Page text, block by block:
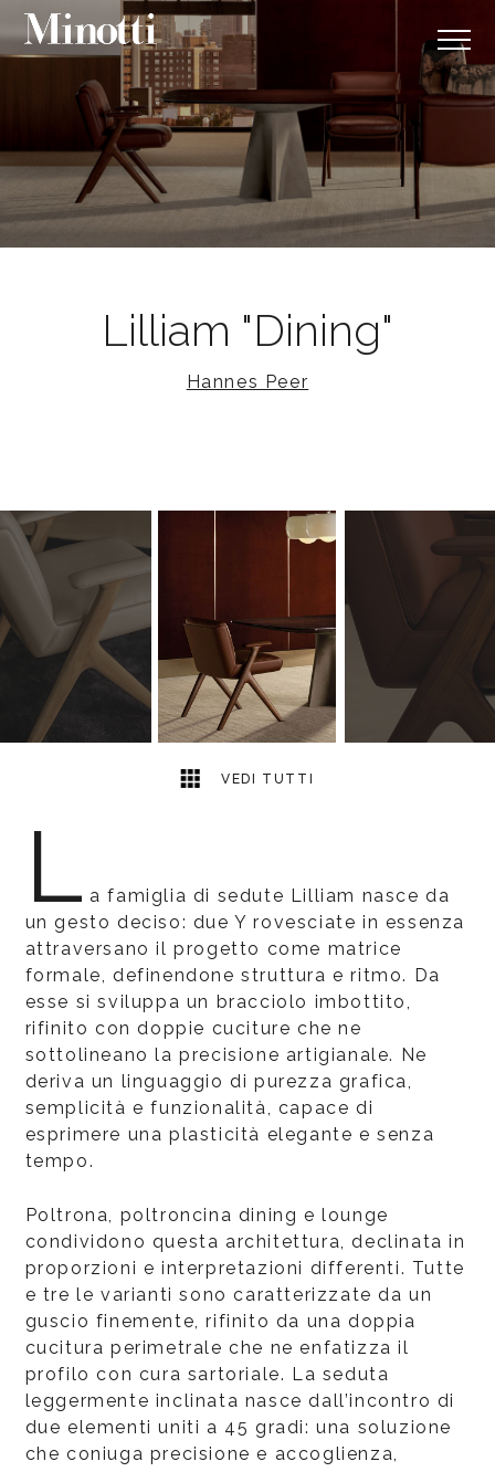
Lilliam "Dining"
Hannes Peer
VEDI TUTTI
L a famiglia di sedute Lilliam nasce da
un gesto deciso: due Y rovesciate in essenza
attraversano il progetto come matrice
formale, definendone struttura e ritmo. Da
esse si sviluppa un bracciolo imbottito,
rifinito con doppie cuciture che ne
sottolineano la precisione artigianale. Ne
deriva un linguaggio di purezza grafica,
semplicità e funzionalità, capace di
esprimere una plasticità elegante e senza
tempo.
Poltrona, poltroncina dining e lounge
condividono questa architettura, declinata in
proporzioni e interpretazioni differenti. Tutte
e tre le varianti sono caratterizzate da un
guscio finemente, rifinito da una doppia
cucitura perimetrale che ne enfatizza il
profilo con cura sartoriale. La seduta
leggermente inclinata nasce dall’incontro di
due elementi uniti a 45 gradi: una soluzione
che coniuga precisione e accoglienza,